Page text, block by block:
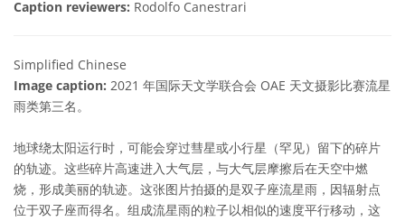
Caption reviewers: Rodolfo Canestrari
Simplified Chinese
Image caption: 2021 年国际天文学联合会 OAE 天文摄影比赛流星
雨类第三名。
地球绕太阳运行时，可能会穿过彗星或小行星（罕见）留下的碎片
的轨迹。这些碎片高速进入大气层，与大气层摩擦后在天空中燃
烧，形成美丽的轨迹。这张图片拍摄的是双子座流星雨，因辐射点
位于双子座而得名。组成流星雨的粒子以相似的速度平行移动，这